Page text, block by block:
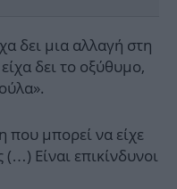
δει μια αλλαγή στη
δει το οξύθυμο,
μπορεί να είχε
Είναι επικίνδυνοι